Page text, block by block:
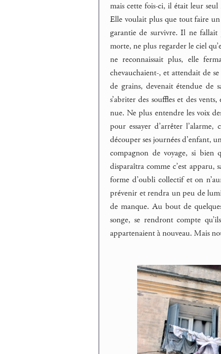
mais cette fois-ci, il était leur seul
Elle voulait plus que tout faire un
garantie de survivre. Il ne fallait
morte, ne plus regarder le ciel
ne reconnaissait plus, elle
chevauchaient-, et attendait de
de grains, devenait étendue de
s’abriter des souffles et des
nue. Ne plus entendre les voix
pour essayer d’arrêter
découper ses journées d’enfant,
compagnon de voyage, si
disparaîtra comme c’est apparu,
forme d’oubli collectif et on
prévenir et rendra un peu de
de manque. Au bout de
songe, se rendront compte
appartenaient à nouveau. Mais